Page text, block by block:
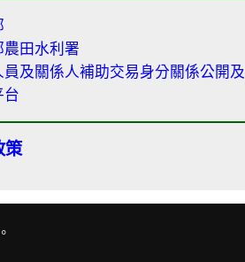
農田水利署
員及關係人補助交易身分關係公開及
台
策